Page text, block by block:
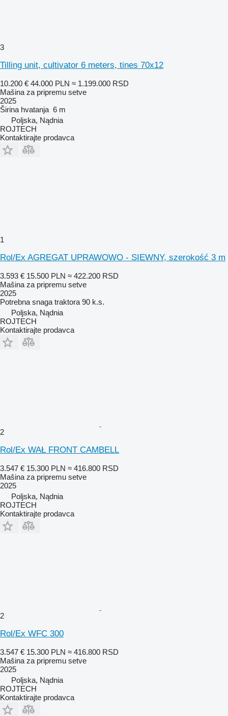
3
Tilling unit, cultivator 6 meters, tines 70x12
10.200 € 44.000 PLN ≈ 1.199.000 RSD
Mašina za pripremu setve
2025
Širina hvatanja 6 m
Poljska, Nądnia
ROJTECH
Kontaktirajte prodavca
1
Rol/Ex AGREGAT UPRAWOWO - SIEWNY, szerokość 3 m
3.593 € 15.500 PLN ≈ 422.200 RSD
Mašina za pripremu setve
2025
Potrebna snaga traktora 90 k.s.
Poljska, Nądnia
ROJTECH
Kontaktirajte prodavca
2
Rol/Ex WAŁ FRONT CAMBELL
3.547 € 15.300 PLN ≈ 416.800 RSD
Mašina za pripremu setve
2025
Poljska, Nądnia
ROJTECH
Kontaktirajte prodavca
2
Rol/Ex WFC 300
3.547 € 15.300 PLN ≈ 416.800 RSD
Mašina za pripremu setve
2025
Poljska, Nądnia
ROJTECH
Kontaktirajte prodavca